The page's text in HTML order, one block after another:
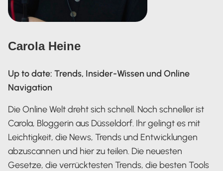
Carola Heine
Up to date: Trends, Insider-Wissen und Online
Navigation
Die Online Welt dreht sich schnell. Noch schneller ist
Carola, Bloggerin aus Düsseldorf. Ihr gelingt es mit
Leichtigkeit, die News, Trends und Entwicklungen
abzuscannen und hier zu teilen. Die neuesten
Gesetze, die verrücktesten Trends, die besten Tools